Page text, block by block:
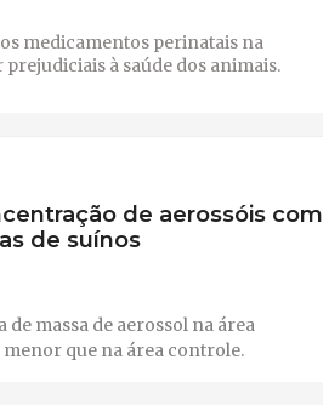
medicamentos perinatais na
à saúde dos animais.
de aerossóis com
de suínos
massa de aerossol na área
que na área controle.